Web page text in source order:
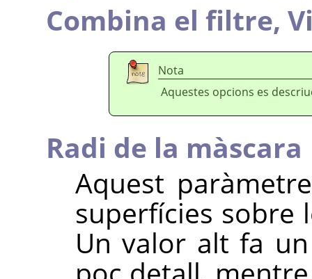
Combina el filtre,
Nota
Aquestes opcions es
Radi de la màscara
Aquest
superfícies sobre
Un valor alt fa